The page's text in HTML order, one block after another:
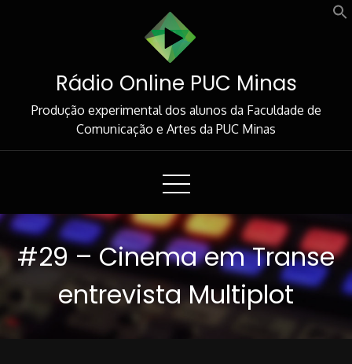
Rádio Online PUC Minas
Produção experimental dos alunos da Faculdade de
Comunicação e Artes da PUC Minas
#29 – Cinema em Transe
entrevista Multiplot